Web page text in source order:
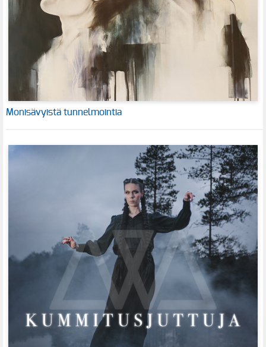
Monisävyistä tunnelmointia